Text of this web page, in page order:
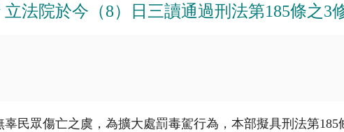
法院於今（8）日三讀通過刑法第185條之3
民眾傷亡之虞，為擴大處罰毒駕行為，本部擬具刑法第